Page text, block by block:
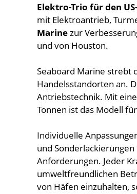
Elektro-Trio für den
mit Elektroantrieb,
Marinezur
und von Houston.
Seaboard Marine strebt
Handelsstandorten an.
Antriebstechnik. Mit
Tonnen ist das Modell
Individuelle
und
Anforderungen. Jeder
umweltfreundlichen
von Häfen einzuhalten,